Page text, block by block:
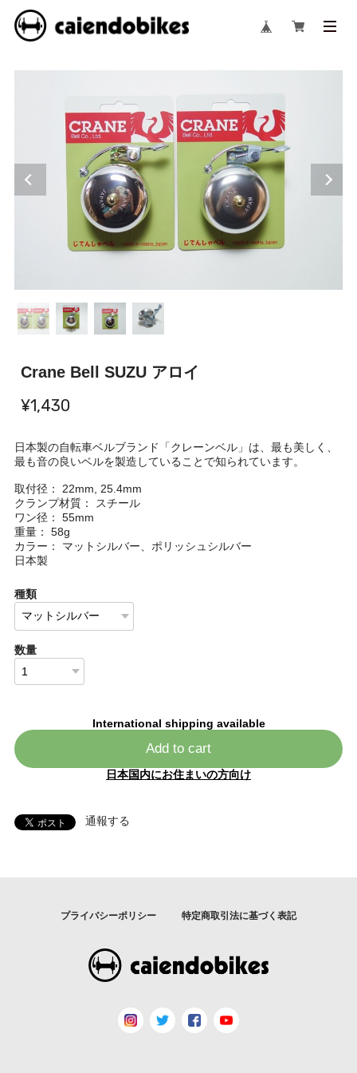
Crane Bell SUZU アロイ
¥1,430
日本製の自転車ベルブランド「クレーンベル」は、最も美しく、
最も音の良いベルを製造していることで知られています。
取付径： 22mm, 25.4mm
クランプ材質： スチール
ワン径： 55mm
重量： 58g
カラー： マットシルバー、ポリッシュシルバー
日本製
種類
数量
International shipping available
Add to cart
日本国内にお住まいの方向け
通報する
プライバシーポリシー 特定商取引法に基づく表記